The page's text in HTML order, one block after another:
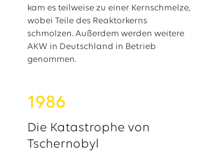
kam es teilweise zu einer Kernschmelze,
wobei Teile des Reaktorkerns
schmolzen. Außerdem werden weitere
AKW in Deutschland in Betrieb
genommen.
Die Katastrophe von
Tschernobyl
1986